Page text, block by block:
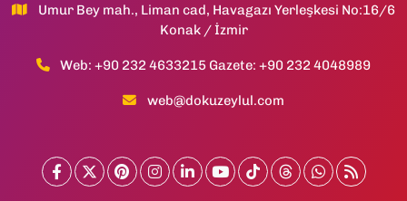
Umur Bey mah., Liman cad, Havagazı Yerleşkesi No:16/6
Konak / İzmir
Web: +90 232 4633215 Gazete: +90 232 4048989
web@dokuzeylul.com